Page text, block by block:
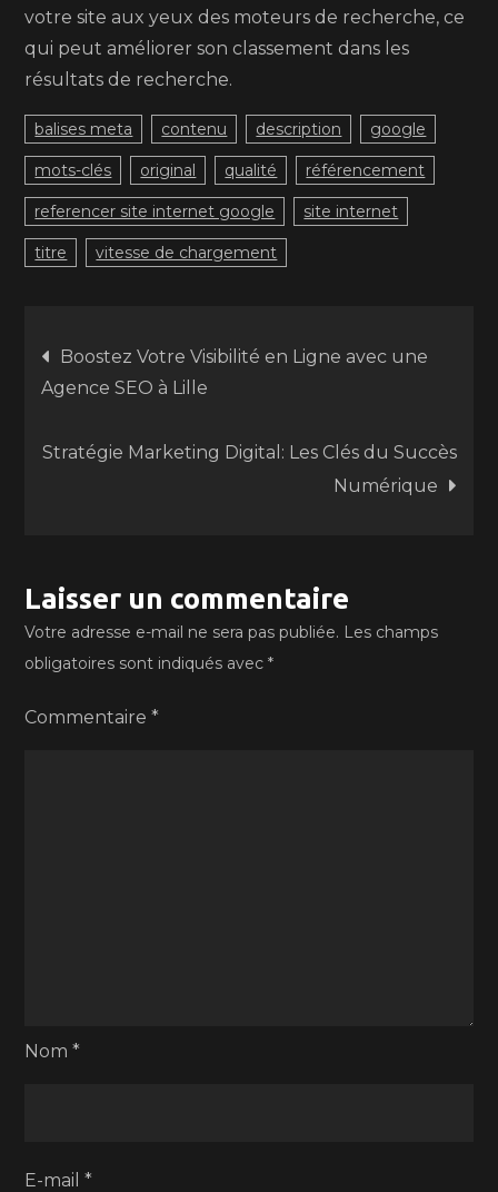
votre site aux yeux des moteurs de recherche, ce
qui peut améliorer son classement dans les
résultats de recherche.
balises meta contenu description google
mots-clés original qualité référencement
referencer site internet google site internet
titre vitesse de chargement
Navigation
de
l’article
Boostez Votre Visibilité en Ligne avec une
Agence SEO à Lille
Stratégie Marketing Digital: Les Clés du Succès
Numérique
Laisser un commentaire
Votre adresse e-mail ne sera pas publiée. Les champs
obligatoires sont indiqués avec*
Commentaire*
Nom*
E-mail*